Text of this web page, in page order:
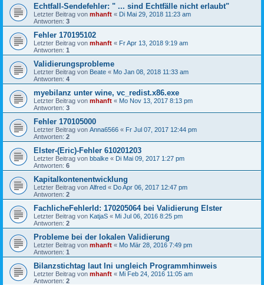
Echtfall-Sendefehler: " ... sind Echtfälle nicht erlaubt"
Letzter Beitrag von mhanft « Di Mai 29, 2018 11:23 am
Antworten: 3
Fehler 170195102
Letzter Beitrag von mhanft « Fr Apr 13, 2018 9:19 am
Antworten: 1
Validierungsprobleme
Letzter Beitrag von Beate « Mo Jan 08, 2018 11:33 am
Antworten: 4
myebilanz unter wine, vc_redist.x86.exe
Letzter Beitrag von mhanft « Mo Nov 13, 2017 8:13 pm
Antworten: 3
Fehler 170105000
Letzter Beitrag von Anna6566 « Fr Jul 07, 2017 12:44 pm
Antworten: 2
Elster-(Eric)-Fehler 610201203
Letzter Beitrag von bbalke « Di Mai 09, 2017 1:27 pm
Antworten: 6
Kapitalkontenentwicklung
Letzter Beitrag von Alfred « Do Apr 06, 2017 12:47 pm
Antworten: 2
FachlicheFehlerId: 170205064 bei Validierung Elster
Letzter Beitrag von KatjaS « Mi Jul 06, 2016 8:25 pm
Antworten: 2
Probleme bei der lokalen Validierung
Letzter Beitrag von mhanft « Mo Mär 28, 2016 7:49 pm
Antworten: 1
Bilanzstichtag laut Ini ungleich Programmhinweis
Letzter Beitrag von mhanft « Mi Feb 24, 2016 11:05 am
Antworten: 2